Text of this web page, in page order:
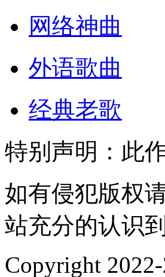
网络神曲
外语歌曲
经典老歌
特别声明：此
如有侵犯版权
站充分的认识
Copyright